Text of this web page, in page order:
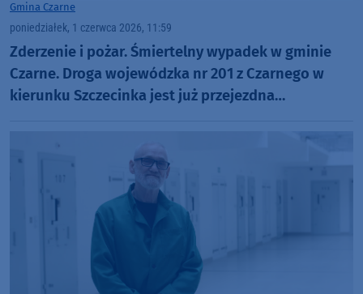
Gmina Czarne
poniedziałek, 1 czerwca 2026, 11:59
Zderzenie i pożar. Śmiertelny wypadek w gminie
Czarne. Droga wojewódzka nr 201 z Czarnego w
kierunku Szczecinka jest już przejezdna